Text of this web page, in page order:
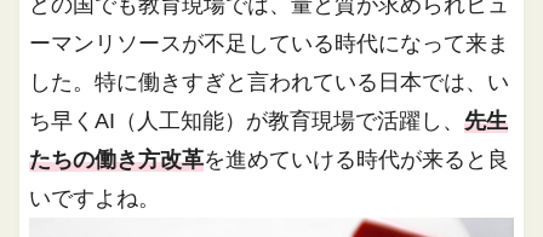
ーマンリソースが不足している時代になって来ま
した。特に働きすぎと言われている日本では、い
ち早くAI（人工知能）が教育現場で活躍し、先生
たちの働き方改革を進めていける時代が来ると良
いですよね。